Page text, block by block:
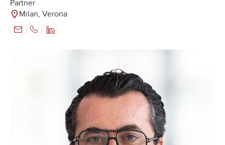
Partner
Milan, Verona